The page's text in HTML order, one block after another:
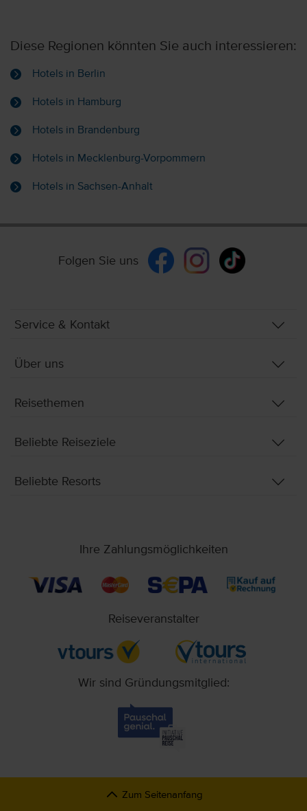
Diese Regionen könnten Sie auch interessieren:
Hotels in Berlin
Hotels in Hamburg
Hotels in Brandenburg
Hotels in Mecklenburg-Vorpommern
Hotels in Sachsen-Anhalt
Folgen Sie uns
Service & Kontakt
Über uns
Reisethemen
Beliebte Reiseziele
Beliebte Resorts
Ihre Zahlungsmöglichkeiten
Reiseveranstalter
Wir sind Gründungsmitglied:
Zum Seitenanfang